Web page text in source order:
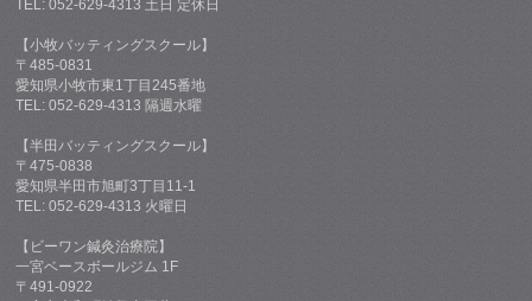
TEL: 052-629-4313 土日 定休日
【小牧バッティングスクール】
〒485-0831
愛知県小牧市東1丁目245番地
TEL: 052-629-4313 隔週水曜
【半田バッティングスクール】
〒475-0838
愛知県半田市旭町3丁目11-1
TEL: 052-629-4313 火曜日
【ビーワン鍼灸治療院】
一宮ベースボールジム 1F
〒491-0922